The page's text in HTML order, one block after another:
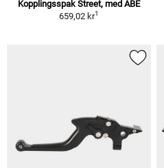
Kopplingsspak Street, med ABE
659,02 kr1